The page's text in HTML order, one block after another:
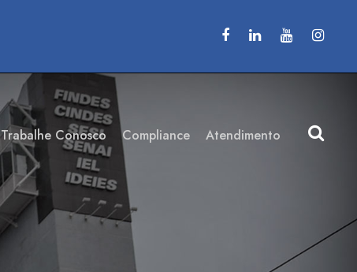
Trabalhe Conosco Compliance Atendimento